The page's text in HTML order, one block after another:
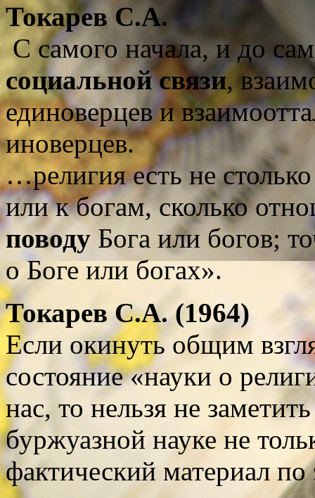
Токарев С.А.
С самого начала, и до
социальной связи,
единоверцев и
иноверцев.
…религия есть не
или к богам, сколько
поводуБога или богов;
о Боге или богах».
Токарев С.А. (1964)
Если окинуть общим
состояние «науки о
нас, то нельзя не
буржуазной науке не
фактический материал